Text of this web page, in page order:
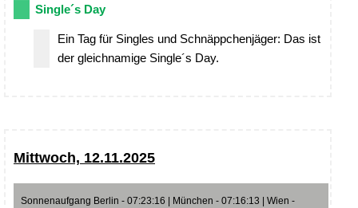
Single´s Day
Ein Tag für Singles und Schnäppchenjäger: Das ist
der gleichnamige Single´s Day.
Mittwoch, 12.11.2025
Sonnenaufgang Berlin - 07:23:16 | München - 07:16:13 | Wien -